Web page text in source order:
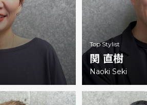
Top Stylist
関 直樹
Naoki Seki